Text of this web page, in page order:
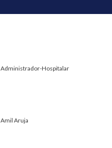
Administrador-Hospitalar
Amil Aruja